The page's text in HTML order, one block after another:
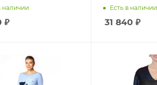
наличии
₽
Есть в наличии
31 840 ₽